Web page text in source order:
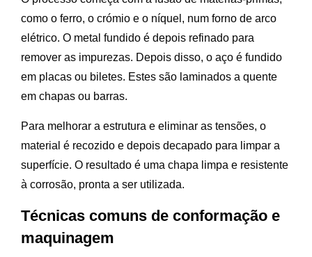
como o ferro, o crómio e o níquel, num forno de arco
elétrico. O metal fundido é depois refinado para
remover as impurezas. Depois disso, o aço é fundido
em placas ou biletes. Estes são laminados a quente
em chapas ou barras.
Para melhorar a estrutura e eliminar as tensões, o
material é recozido e depois decapado para limpar a
superfície. O resultado é uma chapa limpa e resistente
à corrosão, pronta a ser utilizada.
Técnicas comuns de conformação e
maquinagem